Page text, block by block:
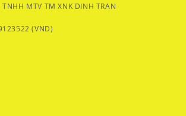
MTV TM XNK DINH TRAN
(VND)